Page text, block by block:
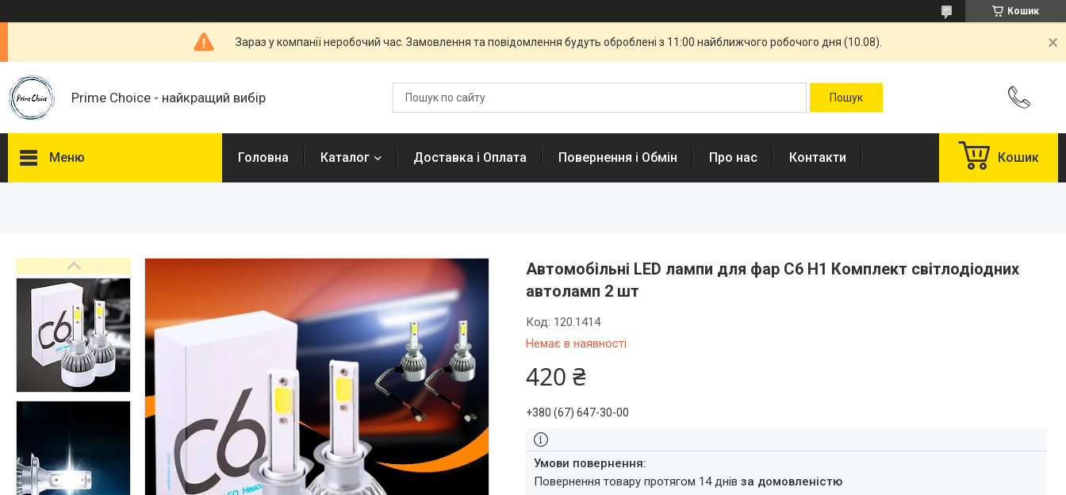
Кошик
Зараз у компанії неробочий час. Замовлення та повідомлення будуть оброблені з 11:00 найближчого робочого дня (10.08).
Prime Choice - найкращий вибір
Меню
Договір публічної оферти
Відгуки
Головна Каталог Доставка і Оплата Повернення і Обмін Про нас Контакти Кошик
Автомобільні LED лампи для фар C6 H1 Комплект світлодіодних
автоламп 2 шт
Немає в наявності
Код: 120.1414
420 ₴
+380 (67) 647-30-00
повернення товару протягом 14 днів за домовленістю